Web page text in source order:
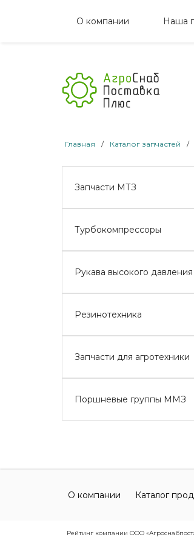
О компании Наша
Главная / Каталог запчастей /
Запчасти МТЗ
Турбокомпрессоры
Рукава высокого давления
Резинотехника
Запчасти для агротехники
Поршневые группы ММЗ
О компании Каталог
Рейтинг компании ООО